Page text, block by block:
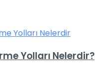
Yolları Nelerdir?